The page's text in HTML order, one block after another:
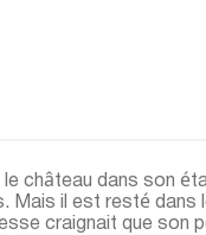
château dans son
Mais il est resté dans
craignait que son